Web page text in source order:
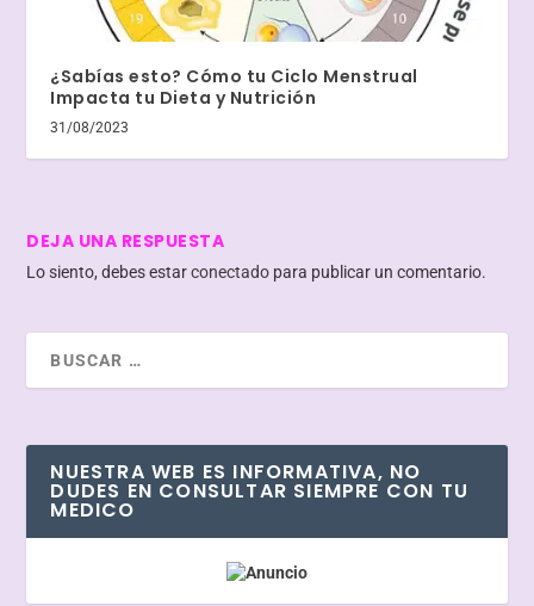
¿Sabías esto? Cómo tu Ciclo Menstrual
Impacta tu Dieta y Nutrición
31/08/2023
DEJA UNA RESPUESTA
Lo siento, debes estarconectado para publicar un comentario.
NUESTRA WEB ES INFORMATIVA, NO
DUDES EN CONSULTAR SIEMPRE CON TU
MEDICO